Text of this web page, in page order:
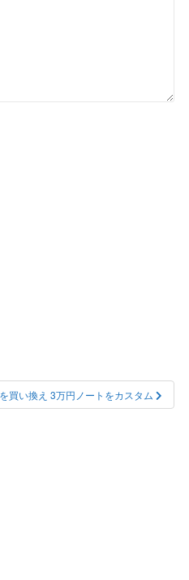
買い換え 3万円ノートをカスタム